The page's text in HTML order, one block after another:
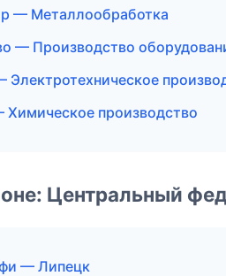
— Металлообработка
— Производство
производство
Центральный
— Липецк